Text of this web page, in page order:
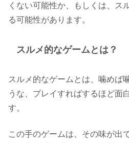
くない可能性か、もしくは、ス
る可能性があります。
スルメ的なゲームとは？
スルメ的なゲームとは、噛めば
うな、プレイすればするほど面
す。
この手のゲームは、その味が出